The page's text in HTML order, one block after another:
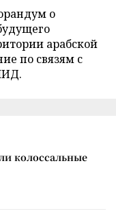
о
арабской
по связям с
колоссальные